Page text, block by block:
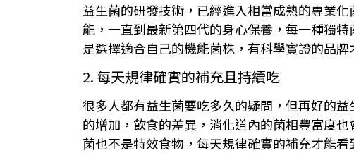
益生菌的研發技術，已經進入相當成熟的專業
能，一直到最新第四代的身心保養，每一種獨
是選擇適合自己的機能菌株，有科學實證的品牌
2. 每天規律確實的補充且持續吃
很多人都有益生菌要吃多久的疑問，但再好的
的增加，飲食的差異，消化道內的菌相豐富度
菌也不是特效食物，每天規律確實的補充才能